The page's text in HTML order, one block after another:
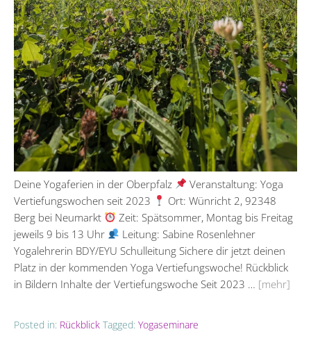
Deine Yogaferien in der Oberpfalz
Veranstaltung: Yoga
Vertiefungswochen seit 2023
Ort: Wünricht 2, 92348
Berg bei Neumarkt
Zeit: Spätsommer, Montag bis Freitag
jeweils 9 bis 13 Uhr
Leitung: Sabine Rosenlehner
Yogalehrerin BDY/EYU Schulleitung Sichere dir jetzt deinen
Platz in der kommenden Yoga Vertiefungswoche! Rückblick
in Bildern Inhalte der Vertiefungswoche Seit 2023 … [mehr]
Posted in: Rückblick Tagged: Yogaseminare